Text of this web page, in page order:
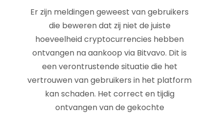
Er zijn meldingen geweest van gebruikers
die beweren dat zij niet de juiste
hoeveelheid cryptocurrencies hebben
ontvangen na aankoop via Bitvavo. Dit is
een verontrustende situatie die het
vertrouwen van gebruikers in het platform
kan schaden. Het correct en tijdig
ontvangen van de gekochte